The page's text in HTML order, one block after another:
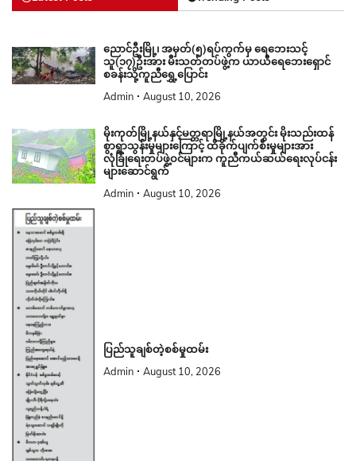
ညောင်ဦးမြို့၊ အမှတ်(၅)ရပ်ကွက်မှ ရေဘေးသင့်
သူ(၁၇)ဦးအား မီးသတ်တပ်ဖွဲ့က ယာယီရေဘေးရှောင်
စခန်းသို့ကူညီရွှေ့ပြောင်း
Admin August 10, 2026
မိုးကုတ်မြို့နယ်နှင့်မတ္တရာမြို့နယ်အတွင်း မိုးသည်းထန်
စွာရွာသွန်းမှုများကြောင့် ထိခိုက်ပျက်စီးမှုများအား
လုံခြုံရေးတပ်ဖွဲ့ဝင်များက ကူညီကယ်ဆယ်ရေးလုပ်ငန်း
များဆောင်ရွက်
Admin August 10, 2026
ပြည်သူချစ်တဲ့စစ်မှုထမ်း
Admin August 10, 2026